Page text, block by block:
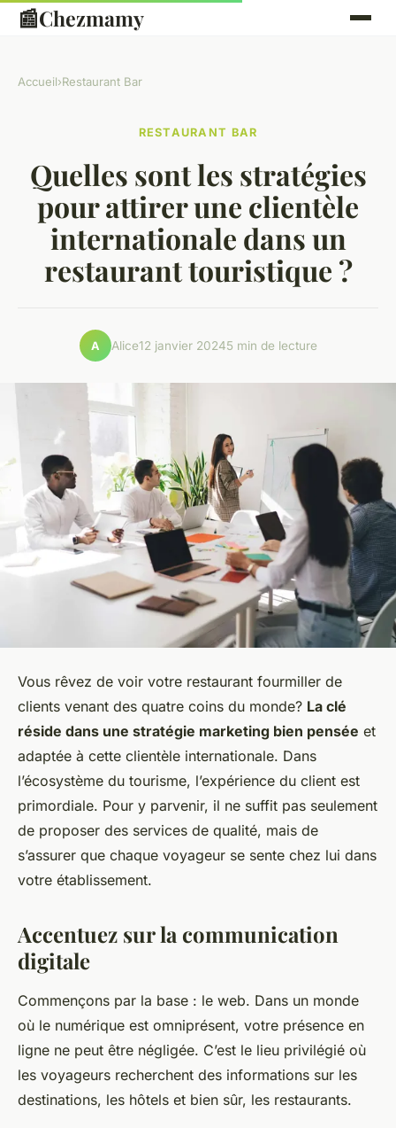
📰Chezmamy
Accueil›Restaurant Bar
RESTAURANT BAR
Quelles sont les stratégies
pour attirer une clientèle
internationale dans un
restaurant touristique ?
A Alice12 janvier 20245 min de lecture
Vous rêvez de voir votre restaurant fourmiller de
clients venant des quatre coins du monde? La clé
réside dans une stratégie marketing bien pensée et
adaptée à cette clientèle internationale. Dans
l’écosystème du tourisme, l’expérience du client est
primordiale. Pour y parvenir, il ne suffit pas seulement
de proposer des services de qualité, mais de
s’assurer que chaque voyageur se sente chez lui dans
votre établissement.
Accentuez sur la communication
digitale
Commençons par la base : le web. Dans un monde
où le numérique est omniprésent, votre présence en
ligne ne peut être négligée. C’est le lieu privilégié où
les voyageurs recherchent des informations sur les
destinations, les hôtels et bien sûr, les restaurants.